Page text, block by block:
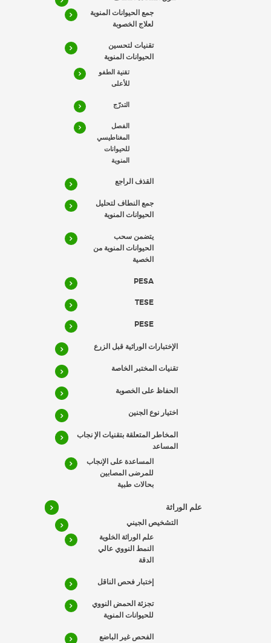
جمع الحيوانات المنوية
لعلاج الخصوبة
تقنيات لتحسين
الحيوانات المنوية
تقنية الطفو
للأعلى
التدرّج
الفصل
المغناطيسي
للحيوانات
المنوية
القذف الراجع
جمع النطاف لتحليل
الحيوانات المنوية
يتضمن سحب
الحيوانات المنوية من
الخصية
PESA
TESE
PESE
الإختبارات الوراثية قبل الزرع
تقنيات المختبر الخاصة
الحفاظ على الخصوبة
اختيار نوع الجنين
المخاطر المتعلقة بتقنيات الإ نجاب
المساعد
المساعدة على الإنجاب
للمرضى المصابين
بحالات طبية
علم الوراثة
التشخيص الجيني
علم الوراثة الخلوية
النمط النووي عالي
الدقة
إختبار فحص الناقل
تجزئة الحمض النووي
للحيوانات المنوية
الفحص غير الباضع